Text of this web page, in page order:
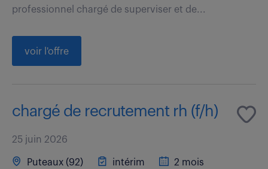
professionnel chargé de superviser et de...
voir l'offre
chargé de recrutement rh (f/h)
25 juin 2026
Puteaux (92) intérim
2 mois